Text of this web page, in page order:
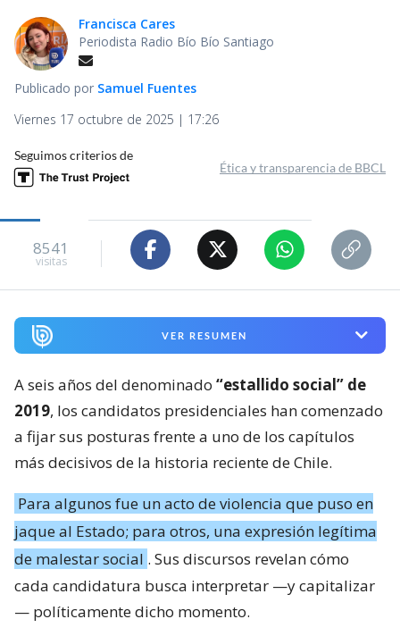
Francisca Cares
Periodista Radio Bío Bío Santiago
Publicado por Samuel Fuentes
Viernes 17 octubre de 2025 | 17:26
Seguimos criterios de
Ética y transparencia de BBCL
8541
visitas
VER RESUMEN
A seis años del denominado “estallido social” de
2019, los candidatos presidenciales han comenzado
a fijar sus posturas frente a uno de los capítulos
más decisivos de la historia reciente de Chile.
Para algunos fue un acto de violencia que puso en
jaque al Estado; para otros, una expresión legítima
de malestar social . Sus discursos revelan cómo
cada candidatura busca interpretar —y capitalizar
— políticamente dicho momento.